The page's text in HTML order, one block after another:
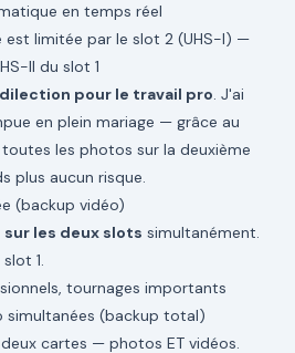
en temps réel
est limitée par le slot 2 (UHS-I) —
II du slot 1
pour le travail pro. J'ai
en plein mariage — grâce au
les photos sur la deuxième
plus aucun risque.
(backup vidéo)
sur les deux slots simultanément.
1.
tournages importants
simultanées (backup total)
cartes — photos ET vidéos.